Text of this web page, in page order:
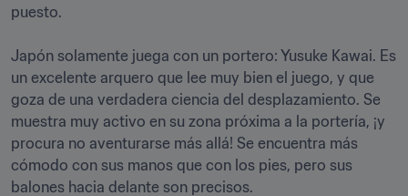
puesto.
Japón solamente juega con un portero: Yusuke Kawai. Es
un excelente arquero que lee muy bien el juego, y que
goza de una verdadera ciencia del desplazamiento. Se
muestra muy activo en su zona próxima a la portería, ¡y
procura no aventurarse más allá! Se encuentra más
cómodo con sus manos que con los pies, pero sus
balones hacia delante son precisos.